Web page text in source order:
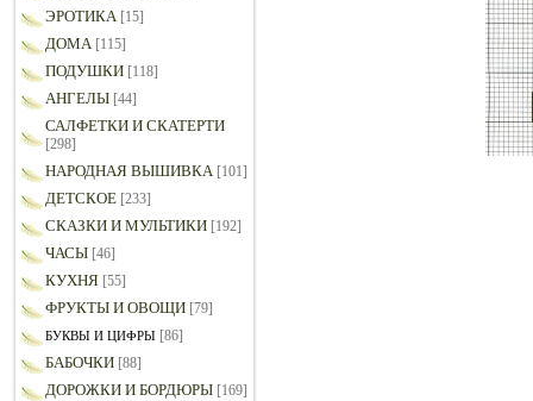
ЭРОТИКА [15]
ДОМА [115]
ПОДУШКИ [118]
АНГЕЛЫ [44]
САЛФЕТКИ И СКАТЕРТИ
[298]
НАРОДНАЯ ВЫШИВКА [101]
ДЕТСКОЕ [233]
СКАЗКИ И МУЛЬТИКИ [192]
ЧАСЫ [46]
КУХНЯ [55]
ФРУКТЫ И ОВОЩИ [79]
БУКВЫ И ЦИФРЫ [86]
БАБОЧКИ [88]
ДОРОЖКИ И БОРДЮРЫ [169]